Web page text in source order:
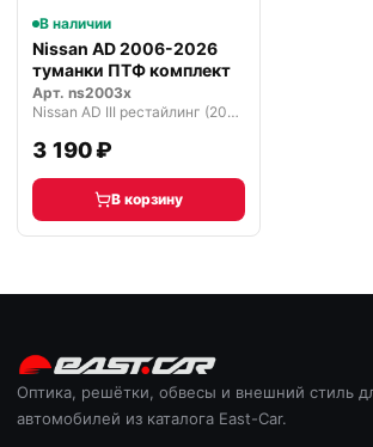
В наличии
Nissan AD 2006-2026
туманки ПТФ комплект
Арт. ns2003x
Nissan AD III рестайлинг (2016—2026)
3 190 ₽
В корзину
Оптика, решётки, обвесы и внешний стиль
автомобилей из каталога East-Car.